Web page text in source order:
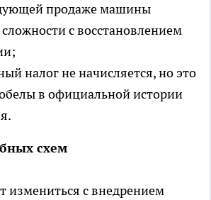
продаже машины
с восстановлением
налог не начисляется, но это
в официальной истории
схем
измениться с внедрением